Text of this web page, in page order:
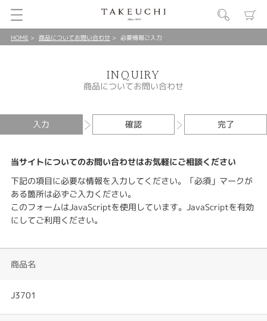
HOME 商品についてお問い合わせ 必要情報ご入力
INQUIRY
商品についてお問い合わせ
入力 確認 完了
当サイトについてのお問い合わせはお気軽にご相談ください
下記の項目に必要な情報を入力してください。「必須」マークが
ある箇所は必ずご入力ください。
このフォームはJavaScriptを使用しています。JavaScriptを有効
にしてご利用ください。
商品名
J3701